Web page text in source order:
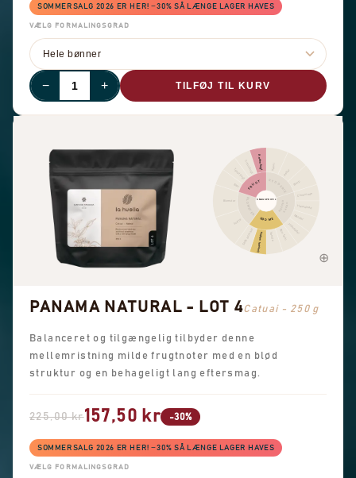
SOMMERSALG 2026 ER HER! −30% SÅ LÆNGE LAGER HAVES
VÆLG FORMALINGSGRAD
− + TILFØJ TIL KURV
Kanel
Peber
Skarp
Chokolade
Hasselnød
Mandel
Jordnødder
Brun farin
Generel sødme
Søde aromaer
Sort te
Blomster
Bær
Tørret frugt Citrusfrugt Anden frugt
SØDME
BLOMSTER
FRUGT
SMAGSPROFIL
PANAMA NATURAL - LOT 4Catuai - 250 g
Balanceret og tilgængelig tilbyder denne
mellemristning milde frugtnoter med en blød
struktur og en behageligt lang eftersmag.
225,00 kr157,50 kr -30%
SOMMERSALG 2026 ER HER! −30% SÅ LÆNGE LAGER HAVES
VÆLG FORMALINGSGRAD